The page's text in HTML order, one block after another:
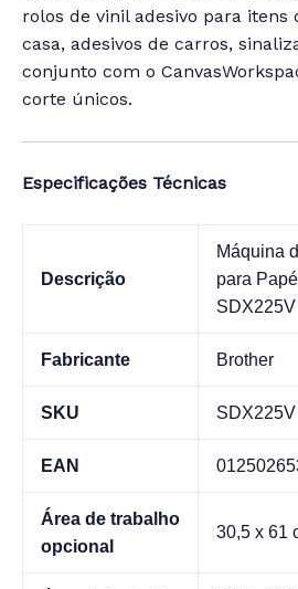
rolos de vinil adesivo para itens
casa, adesivos de carros,
conjunto com o
corte únicos.
Especificações Técnicas
Descrição
Máquina
para
SDX225V
Fabricante Brother
SKU SDX225V
EAN
Área de trabalho
opcional
30,5 x 61